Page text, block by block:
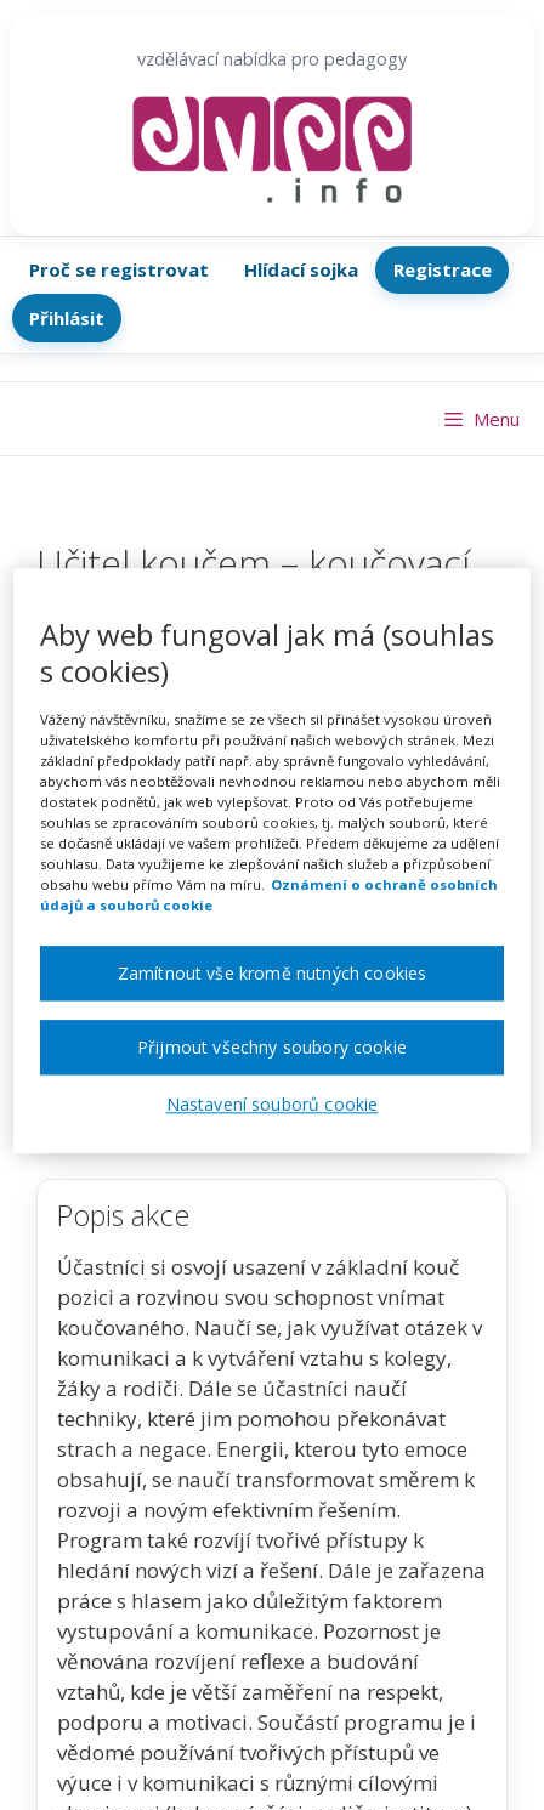
vzdělávací nabídka pro pedagogy
Proč se registrovat Hlídací sojka
Registrace
Přihlásit
Učitel koučem – koučovací
kurz
Pořádá AKADEMIE Libchavy s.r.o.
TERMÍN
23. 09. 2026 - 04. 05. 2027
MÍSTO
CENA
26000 Kč
Zobrazit akci na webu pořadatele
Popis akce
Účastníci si osvojí usazení v základní kouč
pozici a rozvinou svou schopnost vnímat
koučovaného. Naučí se, jak využívat otázek v
komunikaci a k vytváření vztahu s kolegy,
žáky a rodiči. Dále se účastníci naučí
techniky, které jim pomohou překonávat
strach a negace. Energii, kterou tyto emoce
obsahují, se naučí transformovat směrem k
rozvoji a novým efektivním řešením.
Program také rozvíjí tvořivé přístupy k
hledání nových vizí a řešení. Dále je zařazena
práce s hlasem jako důležitým faktorem
vystupování a komunikace. Pozornost je
věnována rozvíjení reflexe a budování
vztahů, kde je větší zaměření na respekt,
podporu a motivaci. Součástí programu je i
vědomé používání tvořivých přístupů ve
výuce i v komunikaci s různými cílovými
Menu
Aby web fungoval jak má (souhlas
s cookies)
Vážený návštěvníku, snažíme se ze všech sil přinášet vysokou úroveň
uživatelského komfortu při používání našich webových stránek. Mezi
základní předpoklady patří např. aby správně fungovalo vyhledávání,
abychom vás neobtěžovali nevhodnou reklamou nebo abychom měli
dostatek podnětů, jak web vylepšovat. Proto od Vás potřebujeme
souhlas se zpracováním souborů cookies, tj. malých souborů, které
se dočasně ukládají ve vašem prohlížeči. Předem děkujeme za udělení
souhlasu. Data využijeme ke zlepšování našich služeb a přizpůsobení
obsahu webu přímo Vám na míru. Oznámení o ochraně osobních
údajů a souborů cookie
Nastavení souborů cookie
Zamítnout vše kromě nutných cookies
Přijmout všechny soubory cookie